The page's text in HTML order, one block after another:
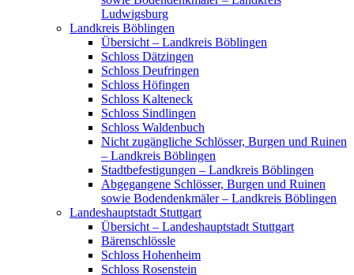
Ludwigsburg
Landkreis Böblingen
Übersicht – Landkreis Böblingen
Schloss Dätzingen
Schloss Deufringen
Schloss Höfingen
Schloss Kalteneck
Schloss Sindlingen
Schloss Waldenbuch
Nicht zugängliche Schlösser, Burgen und Ruinen
– Landkreis Böblingen
Stadtbefestigungen – Landkreis Böblingen
Abgegangene Schlösser, Burgen und Ruinen
sowie Bodendenkmäler – Landkreis Böblingen
Landeshauptstadt Stuttgart
Übersicht – Landeshauptstadt Stuttgart
Bärenschlössle
Schloss Hohenheim
Schloss Rosenstein